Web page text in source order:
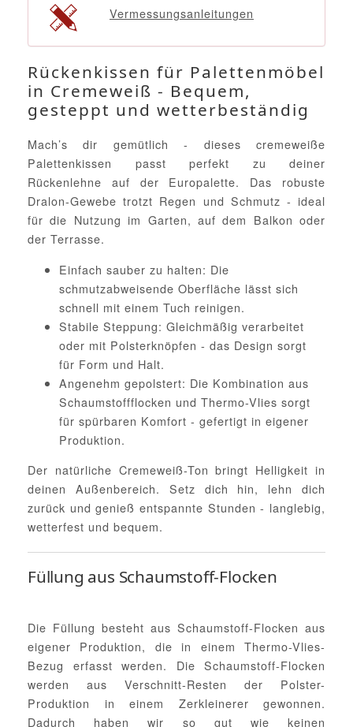
Vermessungsanleitungen
Rückenkissen für Palettenmöbel
in Cremeweiß - Bequem,
gesteppt und wetterbeständig
Mach’s dir gemütlich - dieses cremeweiße
Palettenkissen passt perfekt zu deiner
Rückenlehne auf der Europalette. Das robuste
Dralon-Gewebe trotzt Regen und Schmutz - ideal
für die Nutzung im Garten, auf dem Balkon oder
der Terrasse.
Einfach sauber zu halten: Die
schmutzabweisende Oberfläche lässt sich
schnell mit einem Tuch reinigen.
Stabile Steppung: Gleichmäßig verarbeitet
oder mit Polsterknöpfen - das Design sorgt
für Form und Halt.
Angenehm gepolstert: Die Kombination aus
Schaumstoffflocken und Thermo-Vlies sorgt
für spürbaren Komfort - gefertigt in eigener
Produktion.
Der natürliche Cremeweiß-Ton bringt Helligkeit in
deinen Außenbereich. Setz dich hin, lehn dich
zurück und genieß entspannte Stunden - langlebig,
wetterfest und bequem.
Füllung aus Schaumstoff-Flocken
Die Füllung besteht aus Schaumstoff-Flocken aus
eigener Produktion, die in einem Thermo-Vlies-
Bezug erfasst werden. Die Schaumstoff-Flocken
werden aus Verschnitt-Resten der Polster-
Produktion in einem Zerkleinerer gewonnen.
Dadurch haben wir so gut wie keinen